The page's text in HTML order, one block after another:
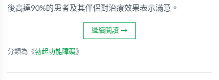
後高達90%的患者及其伴侶對治療效果表示滿意。
繼續閱讀 →
分類為《勃起功能障礙》